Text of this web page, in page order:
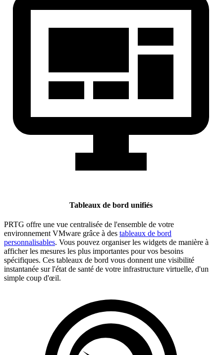
Tableaux de bord unifiés
PRTG offre une vue centralisée de l'ensemble de votre
environnement VMware grâce à des tableaux de bord
personnalisables. Vous pouvez organiser les widgets de manière à
afficher les mesures les plus importantes pour vos besoins
spécifiques. Ces tableaux de bord vous donnent une visibilité
instantanée sur l'état de santé de votre infrastructure virtuelle, d'un
simple coup d'œil.